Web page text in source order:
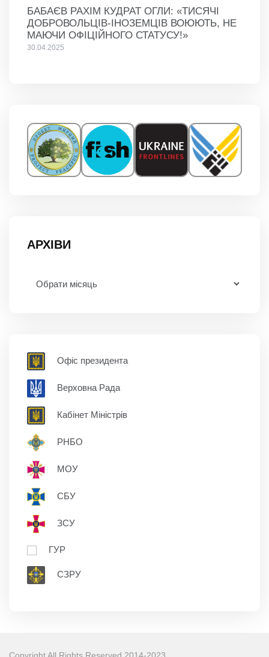
БАБАЄВ РАХІМ КУДРАТ ОГЛИ: «ТИСЯЧІ
ДОБРОВОЛЬЦІВ-ІНОЗЕМЦІВ ВОЮЮТЬ, НЕ
МАЮЧИ ОФІЦІЙНОГО СТАТУСУ!»
30.04.2025
АРХІВИ
Офіс президента
Верховна Рада
Кабінет Міністрів
РНБО
МОУ
СБУ
ЗСУ
ГУР
СЗРУ
Copyright All Rights Reserved 2014-2023